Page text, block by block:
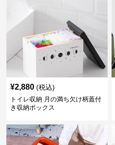
¥2,880 (税込)
トイレ収納 月の満ち欠け柄蓋付
き収納ボックス